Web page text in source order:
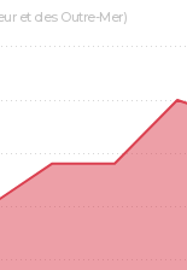
et des Outre-Mer)